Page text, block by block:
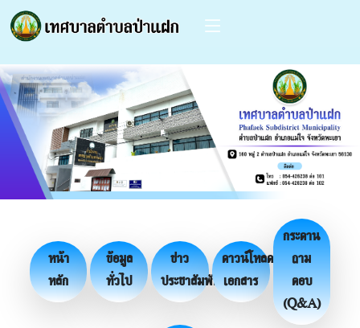
หน้า
หลัก
ข้อมูล
ทั่วไป
ข่าว
ประชาสัมพันธ์
ดาวน์โหลด
เอกสาร
กระดาน
ถาม
ตอบ
(Q&A)